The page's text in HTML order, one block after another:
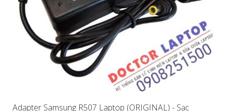
Adapter Samsung R507 Laptop (ORIGINAL) - Sạc